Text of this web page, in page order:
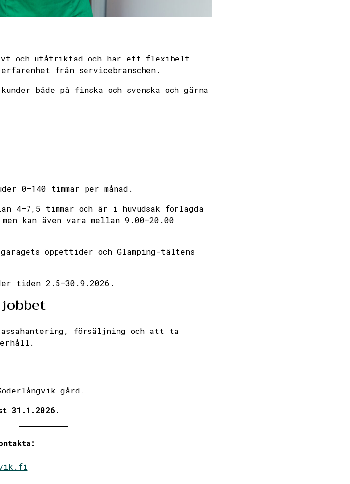
och utåtriktad och har ett flexibelt
från servicebranschen.
både på finska och svenska och gärna
0–140 timmar per månad.
4–7,5 timmar och är i huvudsak förlagda
kan även vara mellan 9.00–20.00
öppettider och Glamping-tältens
tiden 2.5–30.9.2026.
försäljning och att ta
gård.
31.1.2026.